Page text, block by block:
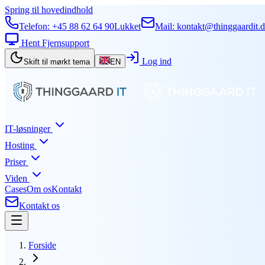
Spring til hovedindhold
Telefon: +45 88 62 64 90Lukket Mail:
Hent Fjernsupport
Skift til mørkt tema EN Log ind
IT-løsninger
Hosting
Priser
Viden
CasesOm osKontakt
Kontakt os
Forside